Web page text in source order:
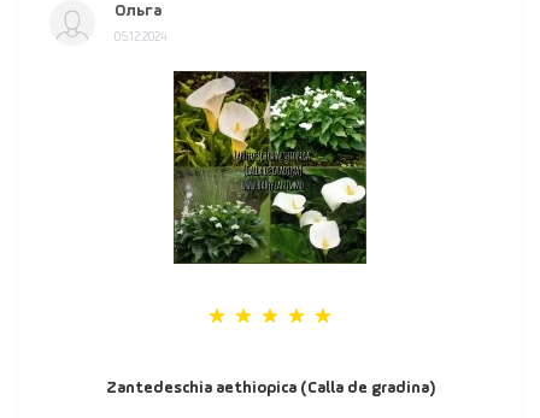
Ольга
05.12.2024
Zantedeschia aethiopica (Calla de gradina)